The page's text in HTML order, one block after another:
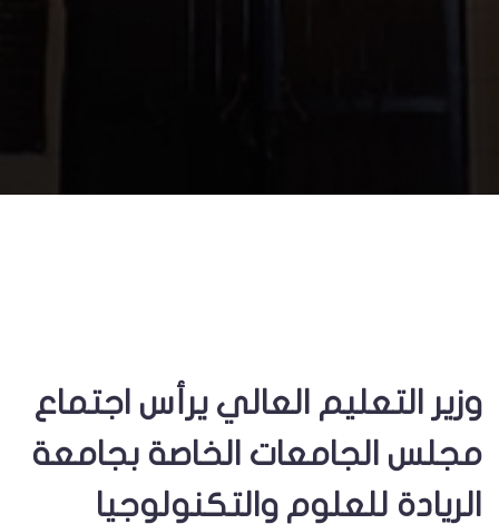
وزير التعليم العالي يرأس اجتماع
مجلس الجامعات الخاصة بجامعة
الريادة للعلوم والتكنولوجيا